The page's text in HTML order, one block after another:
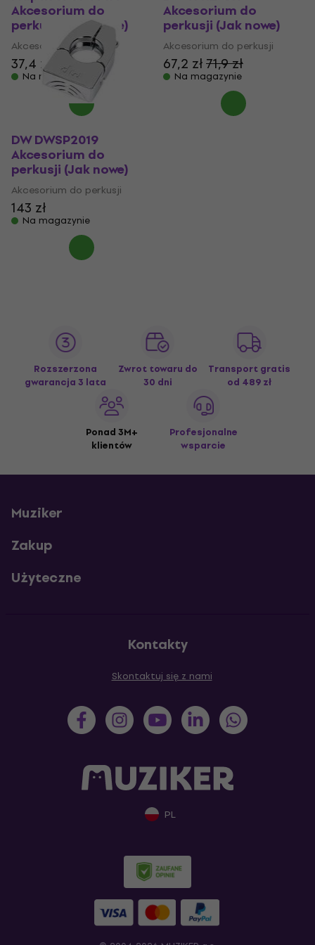
Akcesorium do
perkusji (Jak nowe)
Akcesorium do perkusji
37,4 zł 39 zł
Na magazynie
Akcesorium do
perkusji (Jak nowe)
Akcesorium do perkusji
67,2 zł71,9 zł
Na magazynie
DW DWSP2019
Akcesorium do
perkusji (Jak nowe)
Akcesorium do perkusji
143 zł
Na magazynie
Rozszerzona
gwarancja 3 lata
Zwrot towaru do
30 dni
Transport gratis
od 489 zł
Ponad 3M+
klientów
Profesjonalne
wsparcie
Muziker
Zakup
Użyteczne
Kontakty
Skontaktuj się z nami
PL